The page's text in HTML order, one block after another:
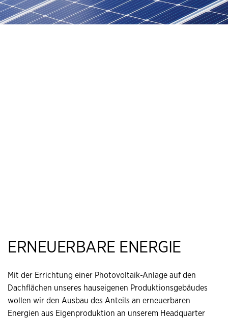
ERNEUERBARE ENERGIE
Mit der Errichtung einer Photovoltaik-Anlage auf den
Dachflächen unseres hauseigenen Produktionsgebäudes
wollen wir den Ausbau des Anteils an erneuerbaren
Energien aus Eigenproduktion an unserem Headquarter